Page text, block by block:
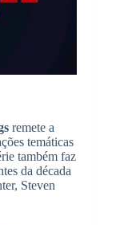
remete a
temáticas
também faz
da década
Steven